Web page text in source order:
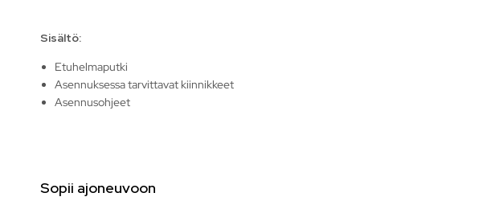
Sisältö:
Etuhelmaputki
Asennuksessa tarvittavat kiinnikkeet
Asennusohjeet
Sopii ajoneuvoon